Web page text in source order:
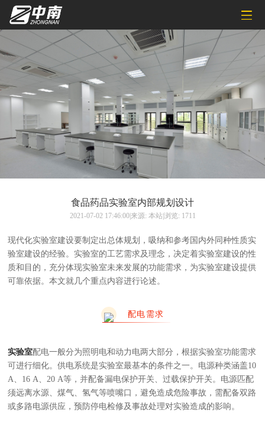
食品药品实验室内部规划设计
2021-07-02 17:46:00|来源: 本站|浏览: 1711
现代化实验室建设要制定出总体规划，吸纳和参考国内外同种性质实
验室建设的经验。实验室的工艺需求及理念，决定着实验室建设的性
质和目的，充分体现实验室未来发展的功能需求，为实验室建设提供
可靠依据。本文就几个重点内容进行论述。
配电需求
实验室配电一般分为照明电和动力电两大部分，根据实验室功能需求
可进行细化。供电系统是实验室最基本的条件之一。电源种类涵盖10
A、16 A、20 A等，并配备漏电保护开关、过载保护开关。电源匹配
须远离水源、煤气、氢气等喷嘴口，避免造成危险事故，需配备双路
或多路电源供应，预防停电检修及事故处理对实验造成的影响。